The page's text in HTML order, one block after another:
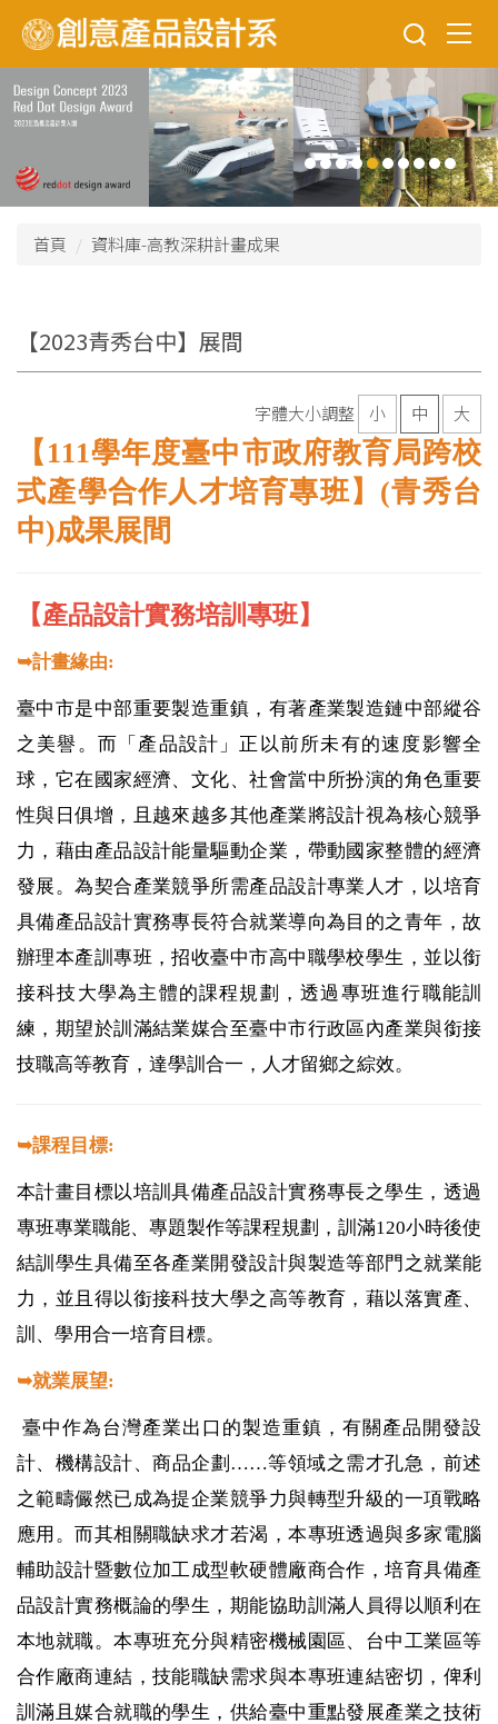
到
主
要
內
區
首頁 資料庫-高教深耕計畫成果
【2023青秀台中】展間
字體大小調整 小 中 大
【111學年度臺中市政府教育局跨校
式產學合作人才培育專班】(青秀台
中)成果展間
【產品設計實務培訓專班】
➥計畫緣由:
臺中市是中部重要製造重鎮，有著產業製造鏈中部縱谷
之美譽。而「產品設計」正以前所未有的速度影響全
球，它在國家經濟、文化、社會當中所扮演的角色重要
性與日俱增，且越來越多其他產業將設計視為核心競爭
力，藉由產品設計能量驅動企業，帶動國家整體的經濟
發展。為契合產業競爭所需產品設計專業人才，以培育
具備產品設計實務專長符合就業導向為目的之青年，故
辦理本產訓專班，招收臺中市高中職學校學生，並以銜
接科技大學為主體的課程規劃，透過專班進行職能訓
練，期望於訓滿結業媒合至臺中市行政區內產業與銜接
技職高等教育，達學訓合一，人才留鄉之綜效。
➥課程目標:
本計畫目標以培訓具備產品設計實務專長之學生，透過
專班專業職能、專題製作等課程規劃，訓滿120小時後使
結訓學生具備至各產業開發設計與製造等部門之就業能
力，並且得以銜接科技大學之高等教育，藉以落實產、
訓、學用合一培育目標。
➥就業展望:
臺中作為台灣產業出口的製造重鎮，有關產品開發設
計、機構設計、商品企劃……等領域之需才孔急，前述
之範疇儼然已成為提企業競爭力與轉型升級的一項戰略
應用。而其相關職缺求才若渴，本專班透過與多家電腦
輔助設計暨數位加工成型軟硬體廠商合作，培育具備產
品設計實務概論的學生，期能協助訓滿人員得以順利在
本地就職。本專班充分與精密機械園區、台中工業區等
合作廠商連結，技能職缺需求與本專班連結密切，俾利
訓滿且媒合就職的學生，供給臺中重點發展產業之技術